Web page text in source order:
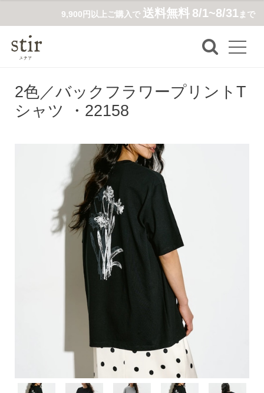
9,900円以上ご購入で 送料無料 8/1~8/31まで
2色／バックフラワープリントT
シャツ ・22158